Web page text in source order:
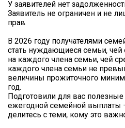
У заявителей нет
Заявитель не ограничен и не
прав.
В 2026 году получателями
стать нуждающиеся семьи,
на каждого члена семьи, чей
каждого члена семьи не
величины прожиточного
год.
Подготовили для вас
ежегодной семейной выплаты
делитесь с теми, кому это